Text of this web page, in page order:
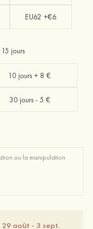
EU62 +€6
15 jours
10 jours + 8 €
30 jours - 5 €
29 août - 3 sept.